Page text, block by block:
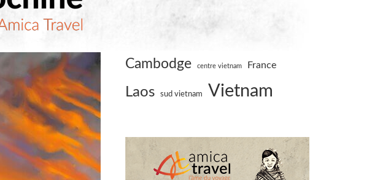
Cambodge centre vietnam France
Laos sud vietnam Vietnam